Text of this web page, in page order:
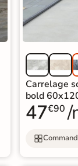
Carrelage
bold
47€90 /